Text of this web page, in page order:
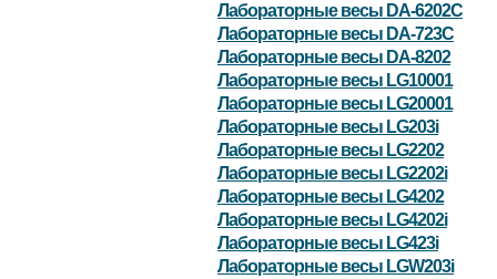
Лабораторные весы DA-6202C
Лабораторные весы DA-723C
Лабораторные весы DA-8202
Лабораторные весы LG10001
Лабораторные весы LG20001
Лабораторные весы LG203i
Лабораторные весы LG2202
Лабораторные весы LG2202i
Лабораторные весы LG4202
Лабораторные весы LG4202i
Лабораторные весы LG423i
Лабораторные весы LGW203i